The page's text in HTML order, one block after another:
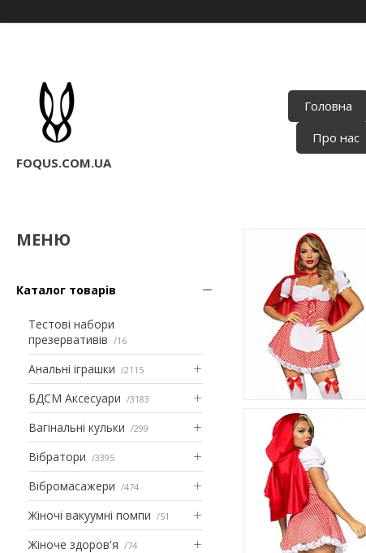
FOQUS.COM.UA
Головна
Про нас
Каталог товарів
Тестові набори
презервативів
16
Анальні іграшки 2115
БДСМ Аксесуари 3183
Вагінальні кульки 299
Вібратори 3395
Вібромасажери 474
Жіночі вакуумні помпи 51
Жіноче здоров'я 74